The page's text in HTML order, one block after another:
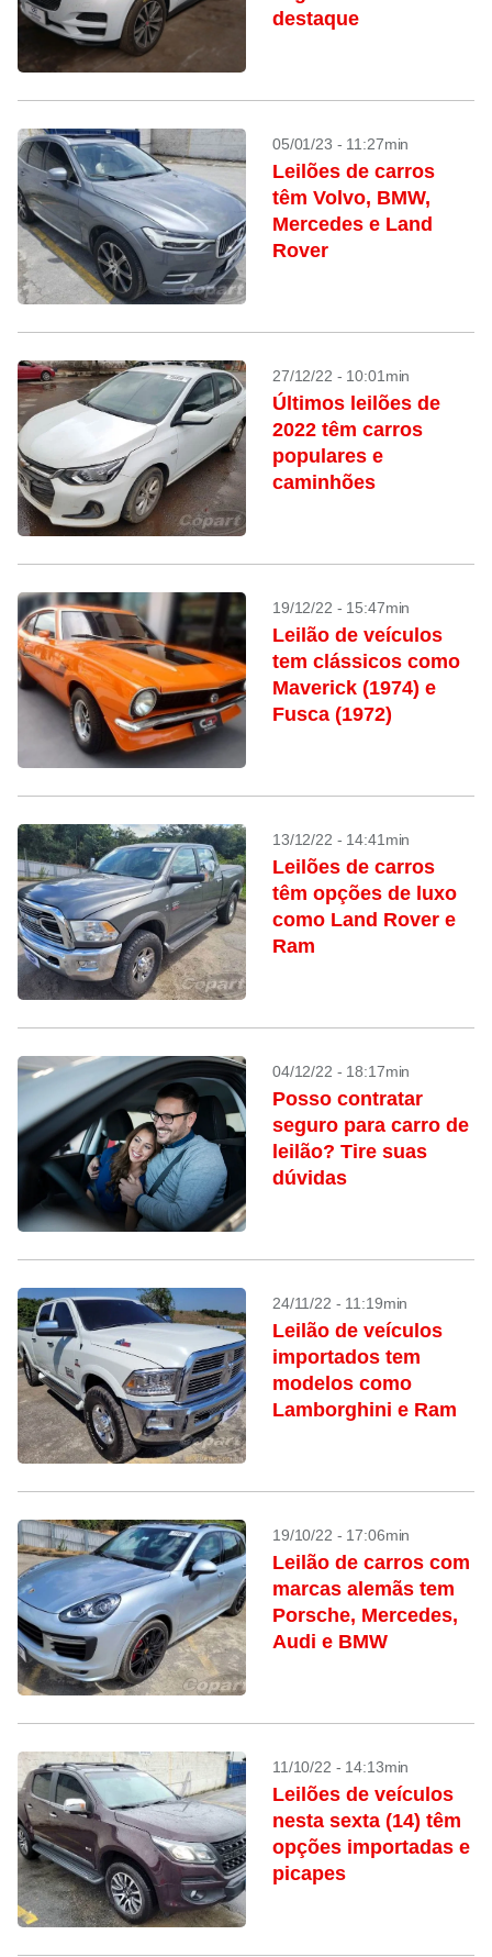
destaque
05/01/23 - 11:27min
Leilões de carros
têm Volvo, BMW,
Mercedes e Land
Rover
27/12/22 - 10:01min
Últimos leilões de
2022 têm carros
populares e
caminhões
19/12/22 - 15:47min
Leilão de veículos
tem clássicos como
Maverick (1974) e
Fusca (1972)
13/12/22 - 14:41min
Leilões de carros
têm opções de luxo
como Land Rover e
Ram
04/12/22 - 18:17min
Posso contratar
seguro para carro de
leilão? Tire suas
dúvidas
24/11/22 - 11:19min
Leilão de veículos
importados tem
modelos como
Lamborghini e Ram
19/10/22 - 17:06min
Leilão de carros com
marcas alemãs tem
Porsche, Mercedes,
Audi e BMW
11/10/22 - 14:13min
Leilões de veículos
nesta sexta (14) têm
opções importadas e
picapes